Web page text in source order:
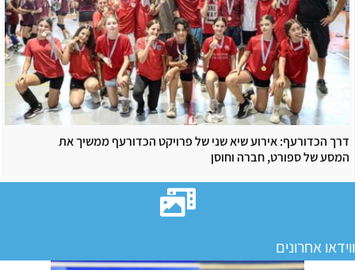
דרך הכדורעף: אירוע שיא שני של פרויקט הכדורעף ממשיך את
המסע של ספורט, חברה וחוסן
ווידאו אחרונים